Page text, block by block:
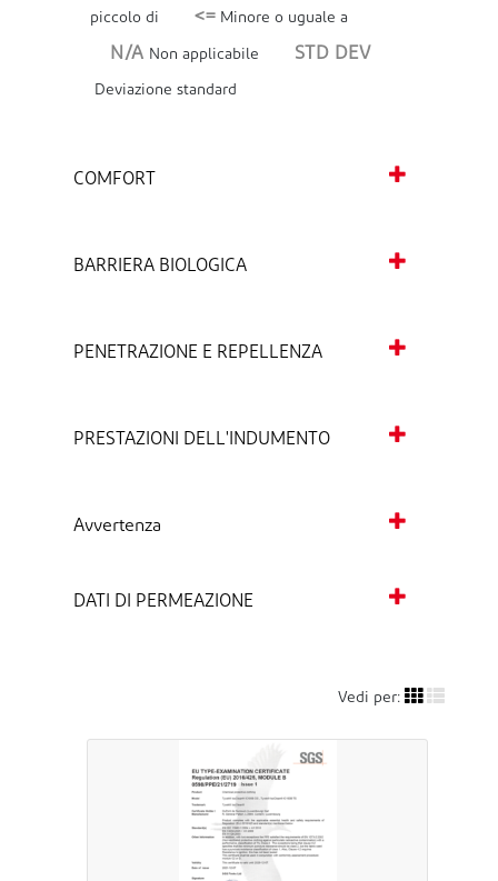
piccolo di <= Minore o uguale a
N/A Non applicabile STD DEV
Deviazione standard
COMFORT
BARRIERA BIOLOGICA
PENETRAZIONE E REPELLENZA
PRESTAZIONI DELL'INDUMENTO
Avvertenza
DATI DI PERMEAZIONE
Vedi per: